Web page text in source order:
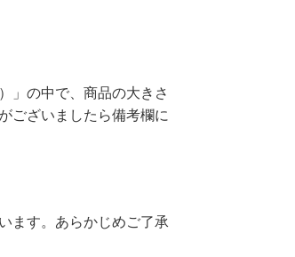
」の中で、商品の大きさ
ございましたら備考欄に
ます。あらかじめご了承